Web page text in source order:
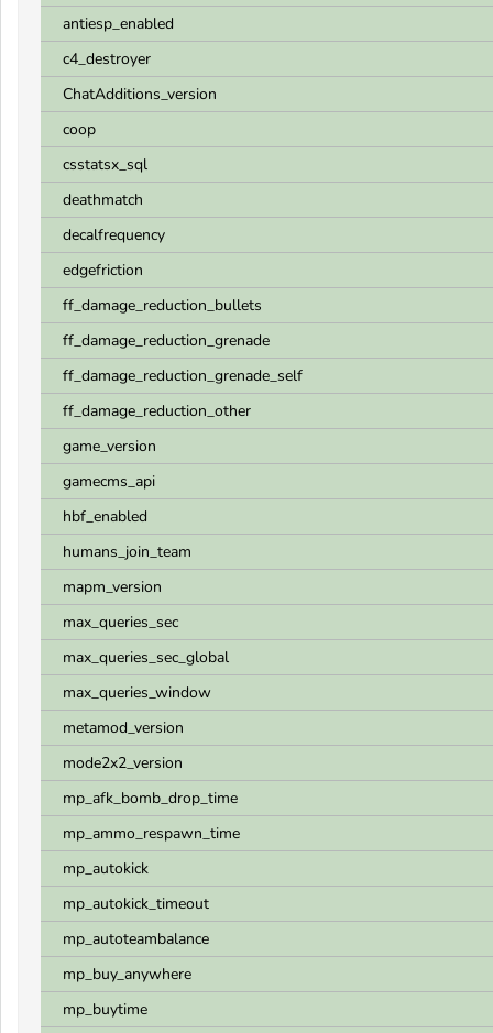
antiesp_enabled
c4_destroyer
ChatAdditions_version
coop
csstatsx_sql
deathmatch
decalfrequency
edgefriction
ff_damage_reduction_bullets
ff_damage_reduction_grenade
ff_damage_reduction_grenade_self
ff_damage_reduction_other
game_version
gamecms_api
hbf_enabled
humans_join_team
mapm_version
max_queries_sec
max_queries_sec_global
max_queries_window
metamod_version
mode2x2_version
mp_afk_bomb_drop_time
mp_ammo_respawn_time
mp_autokick
mp_autokick_timeout
mp_autoteambalance
mp_buy_anywhere
mp_buytime